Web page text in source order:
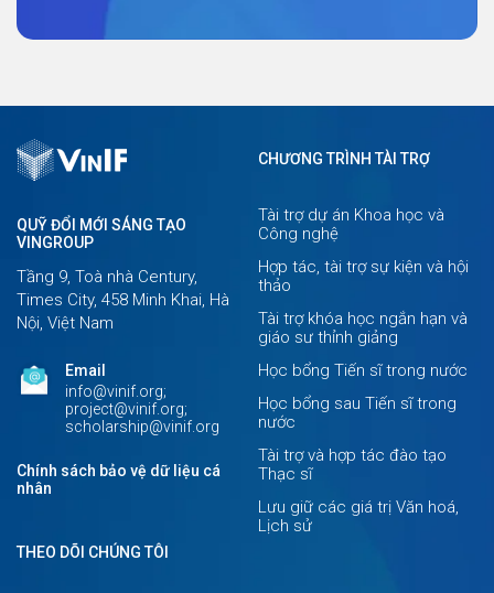
QUỸ ĐỔI MỚI SÁNG TẠO
VINGROUP
Tầng 9, Toà nhà Century,
Times City, 458 Minh Khai, Hà
Nội, Việt Nam
Email
info@vinif.org;
project@vinif.org;
scholarship@vinif.org
Chính sách bảo vệ dữ liệu cá
nhân
CHƯƠNG TRÌNH TÀI TRỢ
Tài trợ dự án Khoa học và
Công nghệ
Hợp tác, tài trợ sự kiện và hội
thảo
Tài trợ khóa học ngắn hạn và
giáo sư thỉnh giảng
Học bổng Tiến sĩ trong nước
Học bổng sau Tiến sĩ trong
nước
Tài trợ và hợp tác đào tạo
Thạc sĩ
Lưu giữ các giá trị Văn hoá,
Lịch sử
THEO DÕI CHÚNG TÔI